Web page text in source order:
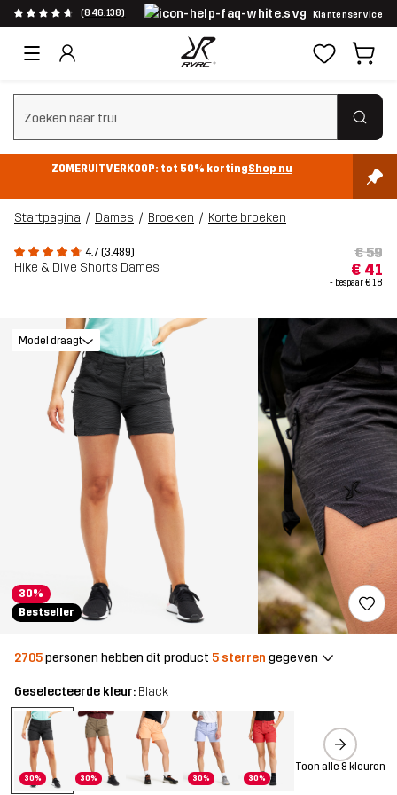
(846.138) Klantenservice
Zoeken wissen
ZOMERUITVERKOOP: tot 50% kortingShop nu
Startpagina Dames Broeken Korte broeken
4.7 (3.489)
Hike & Dive Shorts Dames
€ 59
€ 41
- bespaar€ 18
30%
Bestseller
Model draagt
2705personen hebben dit product 5 sterren gegeven
Geselecteerde kleur: Black
30% 30% 30% 30%
Toon alle 8 kleuren